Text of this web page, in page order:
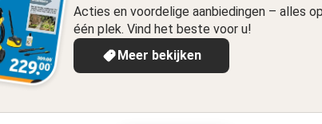
Acties en voordelige aanbiedingen – alles
één plek. Vind het beste voor u!
Meer bekijken